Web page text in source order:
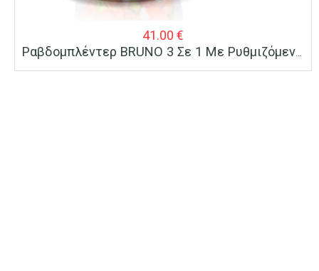
41.00 €
Ραβδομπλέντερ BRUNO 3 Σε 1 Με Ρυθμιζόμενη Ταχύτητα 1200W